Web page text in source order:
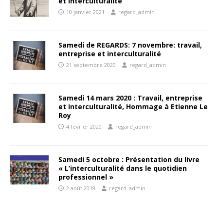
10 janvier 2021 regard_admin
Samedi de REGARDS: 7 novembre: travail,
entreprise et interculturalité
21 septembre 2020 regard_admin
Samedi 14 mars 2020 : Travail, entreprise
et interculturalité, Hommage à Etienne Le
Roy
4 février 2020 regard_admin
Samedi 5 octobre : Présentation du livre
« L’interculturalité dans le quotidien
professionnel »
2 août 2019 regard_admin